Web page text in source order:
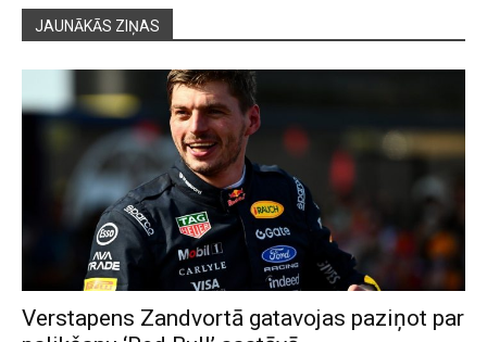
JAUNĀKĀS ZIŅAS
Verstapens Zandvortā gatavojas paziņot par